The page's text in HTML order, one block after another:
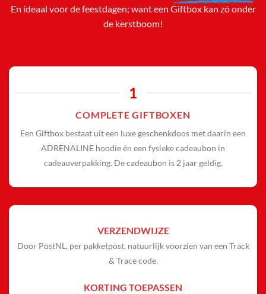
En ideaal voor de feestdagen; want een Giftbox kan zó onder
de kerstboom!
1
COMPLETE GIFTBOXEN
Een Giftbox bestaat uit een luxe geschenkdoos met daarin een
ADRENALINE hoodieén een fysieke cadeaubon in
cadeauverpakking. De cadeaubon is 2 jaar geldig.
VERZENDWIJZE
Door PostNL, per pakketpost, natuurlijk voorzien van een Track
& Trace code.
KORTING TOEPASSEN